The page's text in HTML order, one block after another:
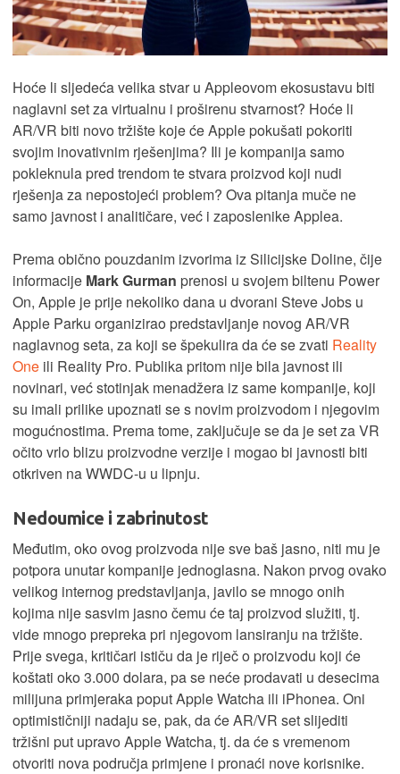
Hoće li sljedeća velika stvar u Appleovom ekosustavu biti
naglavni set za virtualnu i proširenu stvarnost? Hoće li
AR/VR biti novo tržište koje će Apple pokušati pokoriti
svojim inovativnim rješenjima? Ili je kompanija samo
pokleknula pred trendom te stvara proizvod koji nudi
rješenja za nepostojeći problem? Ova pitanja muče ne
samo javnost i analitičare, već i zaposlenike Applea.
Prema obično pouzdanim izvorima iz Silicijske Doline, čije
informacije Mark Gurman prenosi u svojem biltenu Power
On, Apple je prije nekoliko dana u dvorani Steve Jobs u
Apple Parku organizirao predstavljanje novog AR/VR
naglavnog seta, za koji se špekulira da će se zvati Reality
One ili Reality Pro. Publika pritom nije bila javnost ili
novinari, već stotinjak menadžera iz same kompanije, koji
su imali prilike upoznati se s novim proizvodom i njegovim
mogućnostima. Prema tome, zaključuje se da je set za VR
očito vrlo blizu proizvodne verzije i mogao bi javnosti biti
otkriven na WWDC-u u lipnju.
Nedoumice i zabrinutost
Međutim, oko ovog proizvoda nije sve baš jasno, niti mu je
potpora unutar kompanije jednoglasna. Nakon prvog ovako
velikog internog predstavljanja, javilo se mnogo onih
kojima nije sasvim jasno čemu će taj proizvod služiti, tj.
vide mnogo prepreka pri njegovom lansiranju na tržište.
Prije svega, kritičari ističu da je riječ o proizvodu koji će
koštati oko 3.000 dolara, pa se neće prodavati u desecima
milijuna primjeraka poput Apple Watcha ili iPhonea. Oni
optimističniji nadaju se, pak, da će AR/VR set slijediti
tržišni put upravo Apple Watcha, tj. da će s vremenom
otvoriti nova područja primjene i pronaći nove korisnike.